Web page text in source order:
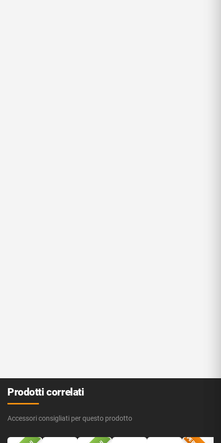
Prodotti correlati
Accessori consigliati per questo prodotto